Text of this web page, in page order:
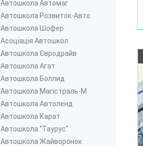
Автошкола Автомаг
Автошкола Розвиток-Авто
Автошкола Шофер
Асоціація Автошкол
Автошкола Євродрайв
Автошкола Агат
Автошкола Боллид
Автошкола Магістраль-М
Автошкола Автоленд
Автошкола Карат
Автошкола "Таурус"
Автошкола Жайворонок